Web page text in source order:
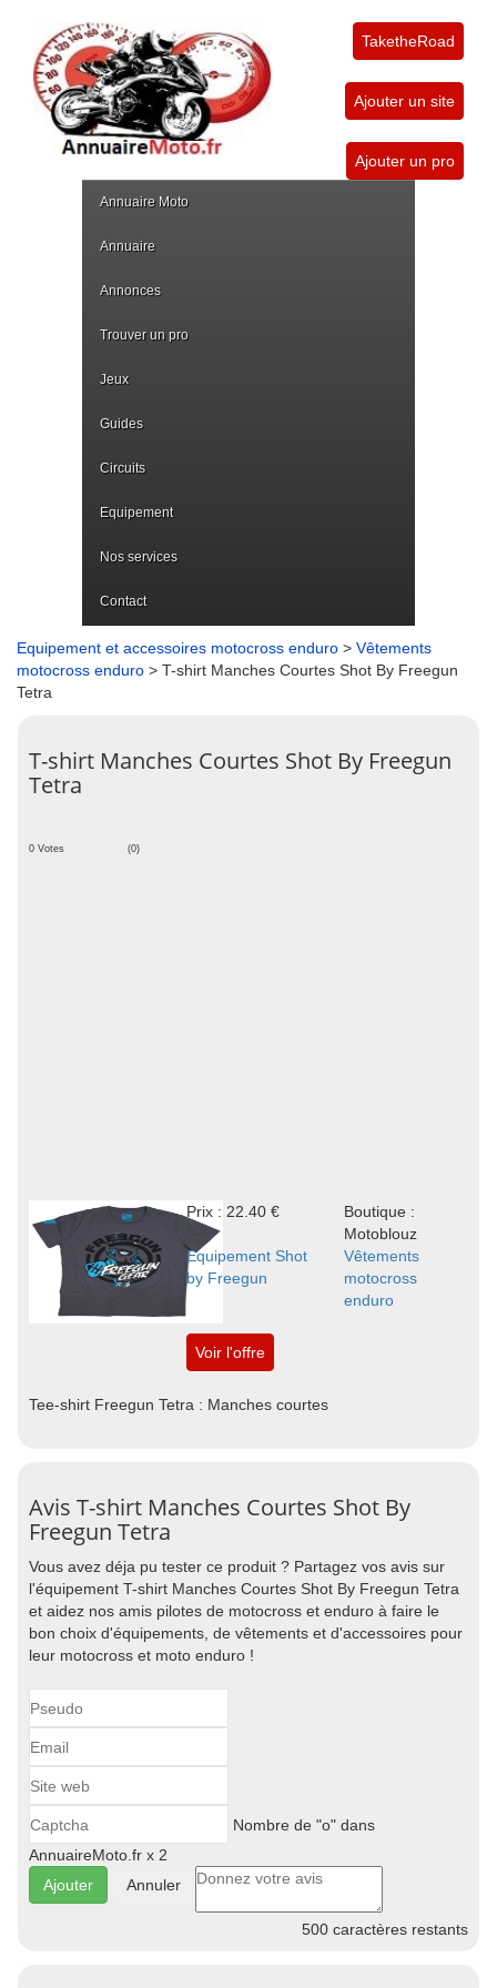
TaketheRoad
Ajouter un site
Ajouter un pro
Annuaire Moto
Annuaire
Annonces
Trouver un pro
Jeux
Guides
Circuits
Equipement
Nos services
Contact
Equipement et accessoires motocross enduro > Vêtements
motocross enduro > T-shirt Manches Courtes Shot By Freegun
Tetra
T-shirt Manches Courtes Shot By Freegun
Tetra
0 Votes (0)
Prix : 22.40 €
Boutique :
Motoblouz
Equipement Shot
by Freegun
Vêtements
motocross
enduro
Voir l'offre
Tee-shirt Freegun Tetra : Manches courtes
Avis T-shirt Manches Courtes Shot By
Freegun Tetra
Vous avez déja pu tester ce produit ? Partagez vos avis sur
l'équipement T-shirt Manches Courtes Shot By Freegun Tetra
et aidez nos amis pilotes de motocross et enduro à faire le
bon choix d'équipements, de vêtements et d'accessoires pour
leur motocross et moto enduro !
Nombre de "o" dans
AnnuaireMoto.fr x 2
Annuler
500 caractères restants